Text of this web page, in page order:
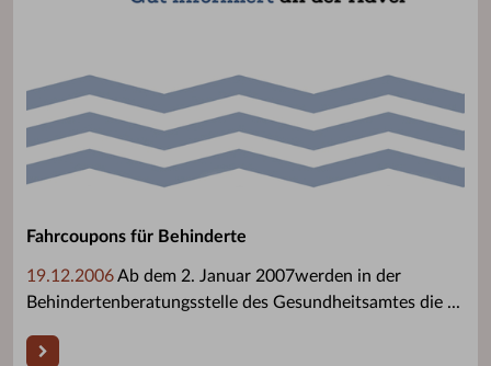
Fahrcoupons für Behinderte
19.12.2006Ab dem 2. Januar 2007werden in der
Behindertenberatungsstelle des Gesundheitsamtes die ...